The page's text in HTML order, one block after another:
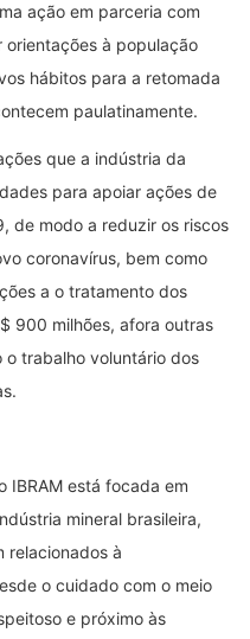
ação em parceria com
orientações à população
hábitos para a retomada
paulatinamente.
que a indústria da
para apoiar ações de
de modo a reduzir os riscos
coronavírus, bem como
a o tratamento dos
900 milhões, afora outras
o trabalho voluntário dos
IBRAM está focada em
mineral brasileira,
relacionados à
o cuidado com o meio
e próximo às